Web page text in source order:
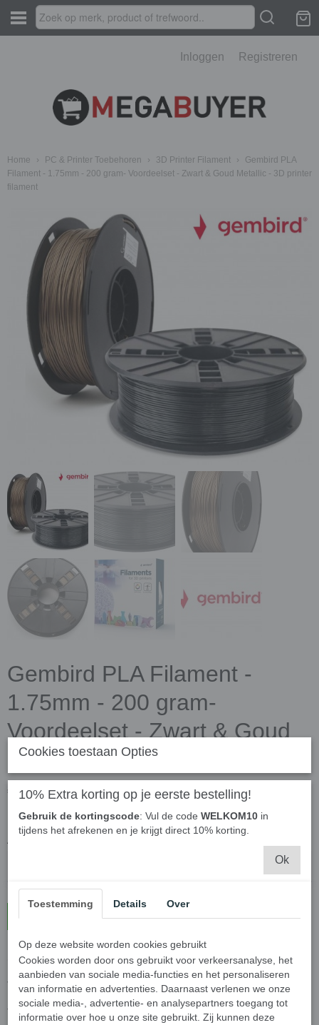
Inloggen Registreren
Home › PC & Printer Toebehoren › 3D Printer Filament ›
Gembird PLA
Filament - 1.75mm - 200 gram- Voordeelset - Zwart & Goud Metallic - 3D printer
filament
Gembird PLA Filament -
1.75mm - 200 gram-
Voordeelset - Zwart & Goud
Metallic - 3D printer filament
€ 42,95 (inclusief btw 21%)
Op voorraad
Aantal
In winkelwagen
Gembird PLA Filament - 1.75mm - 200 gram-
Voordeelset - Zwart & Goud Metallic - 3D printer
filament
Cookies toestaan Opties
10% Extra korting op je eerste bestelling!
Gebruik de kortingscode: Vul de code WELKOM10 in
tijdens het afrekenen en je krijgt direct 10% korting.
Ok
Toestemming Details Over
Op deze website worden cookies gebruikt
Cookies worden door ons gebruikt voor verkeersanalyse, het
aanbieden van sociale media-functies en het personaliseren
van informatie en advertenties. Daarnaast verlenen we onze
sociale media-, advertentie- en analysepartners toegang tot
informatie over hoe u onze site gebruikt. Zij kunnen deze